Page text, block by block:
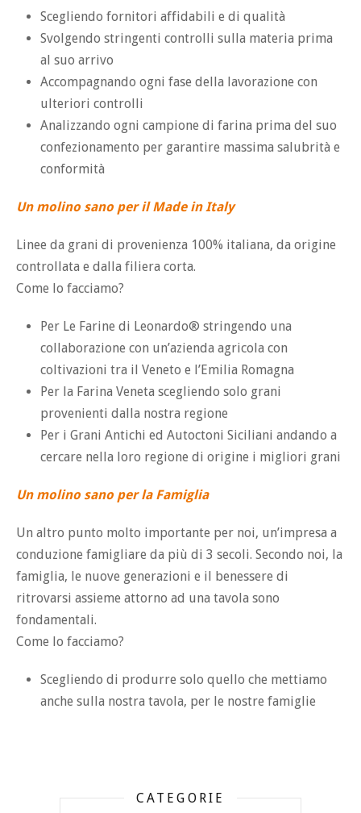
Scegliendo fornitori affidabili e di qualità
Svolgendo stringenti controlli sulla materia prima
al suo arrivo
Accompagnando ogni fase della lavorazione con
ulteriori controlli
Analizzando ogni campione di farina prima del suo
confezionamento per garantire massima salubrità e
conformità
Un molino sano per il Made in Italy
Linee da grani di provenienza 100% italiana, da origine
controllata e dalla filiera corta.
Come lo facciamo?
Per Le Farine di Leonardo® stringendo una
collaborazione con un’azienda agricola con
coltivazioni tra il Veneto e l’Emilia Romagna
Per la Farina Veneta scegliendo solo grani
provenienti dalla nostra regione
Per i Grani Antichi ed Autoctoni Siciliani andando a
cercare nella loro regione di origine i migliori grani
Un molino sano per la Famiglia
Un altro punto molto importante per noi, un’impresa a
conduzione famigliare da più di 3 secoli. Secondo noi, la
famiglia, le nuove generazioni e il benessere di
ritrovarsi assieme attorno ad una tavola sono
fondamentali.
Come lo facciamo?
Scegliendo di produrre solo quello che mettiamo
anche sulla nostra tavola, per le nostre famiglie
CATEGORIE